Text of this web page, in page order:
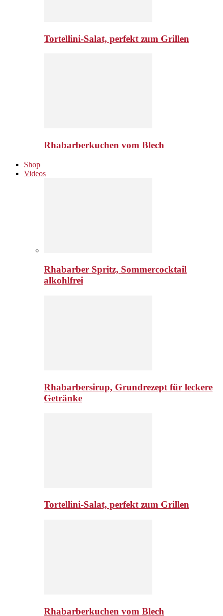
Tortellini-Salat, perfekt zum Grillen
Rhabarberkuchen vom Blech
Shop
Videos
Rhabarber Spritz, Sommercocktail
alkohlfrei
Rhabarbersirup, Grundrezept für leckere
Getränke
Tortellini-Salat, perfekt zum Grillen
Rhabarberkuchen vom Blech